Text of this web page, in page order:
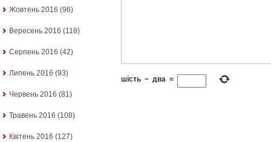
Жовтень 2016 (96)
Вересень 2016 (118)
Серпень 2016 (42)
Липень 2016 (93)
Червень 2016 (81)
Травень 2016 (108)
Квітень 2016 (127)
шість − два =